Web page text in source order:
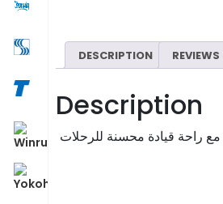
DESCRIPTION
Description
مع راحة قيادة محسنة للرحلات